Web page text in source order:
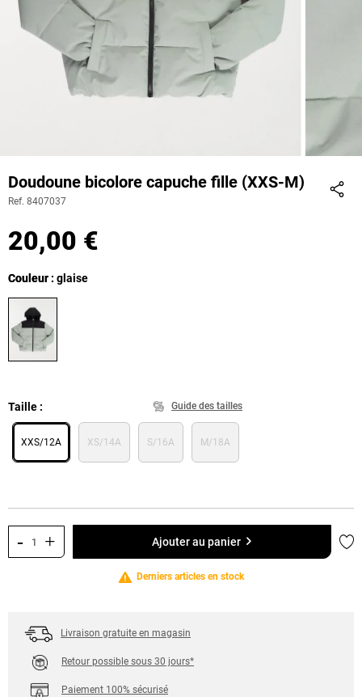
Doudoune bicolore capuche fille (XXS-M)
Ref. 8407037
20,00 €
Couleur
Couleur : glaise
Taille Guide des tailles
XXS/12A XS/14A S/16A M/18A
- + Ajouter au panier
Derniers articles en stock
Livraison gratuite en magasin
Retour possible sous 30 jours*
Paiement 100% sécurisé